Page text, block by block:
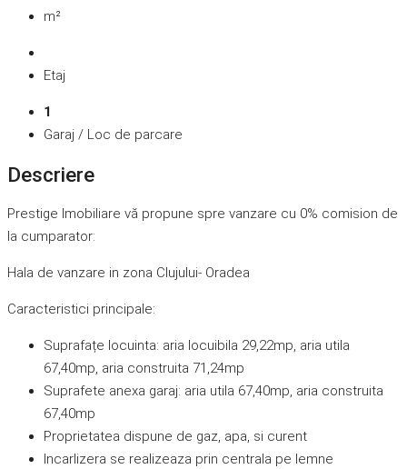
m²
Etaj
1
Garaj / Loc de parcare
Descriere
Prestige Imobiliare vă propune spre vanzare cu 0% comision de
la cumparator:
Hala de vanzare in zona Clujului- Oradea
Caracteristici principale:
Suprafațe locuinta: aria locuibila 29,22mp, aria utila
67,40mp, aria construita 71,24mp
Suprafete anexa garaj: aria utila 67,40mp, aria construita
67,40mp
Proprietatea dispune de gaz, apa, si curent
Incarlizera se realizeaza prin centrala pe lemne